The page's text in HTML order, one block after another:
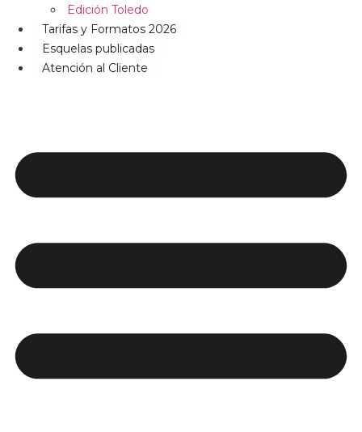
Edición Toledo
Tarifas y Formatos 2026
Esquelas publicadas
Atención al Cliente